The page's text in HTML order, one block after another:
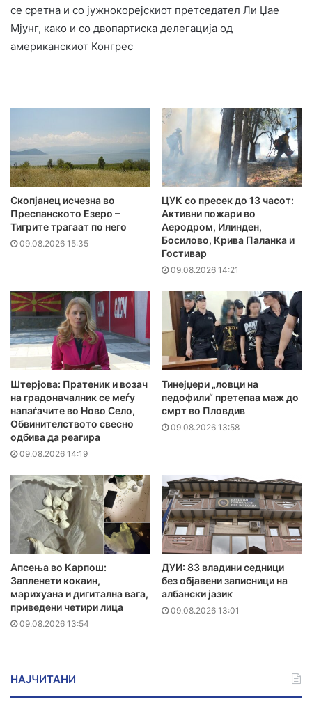
се сретна и со јужнокорејскиот претседател Ли Џае
Мјунг, како и со двопартиска делегација од
американскиот Конгрес
Скопјанец исчезна во
Преспанското Езеро –
Тигрите трагаат по него
09.08.2026 15:35
ЦУК со пресек до 13 часот:
Активни пожари во
Аеродром, Илинден,
Босилово, Крива Паланка и
Гостивар
09.08.2026 14:21
Штерјова: Пратеник и возач
на градоначалник се меѓу
напаѓачите во Ново Село,
Обвинителството свесно
одбива да реагира
09.08.2026 14:19
Тинејџери „ловци на
педофили“ претепаа маж до
смрт во Пловдив
09.08.2026 13:58
Апсења во Карпош:
Запленети кокаин,
марихуана и дигитална вага,
приведени четири лица
09.08.2026 13:54
ДУИ: 83 владини седници
без објавени записници на
албански јазик
09.08.2026 13:01
НАЈЧИТАНИ